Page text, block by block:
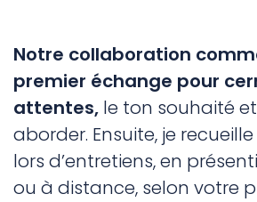
Notre collaboration
premier échange pour
attentes, le ton souhaité
aborder. Ensuite, je
lors d’entretiens, en
ou à distance, selon votre